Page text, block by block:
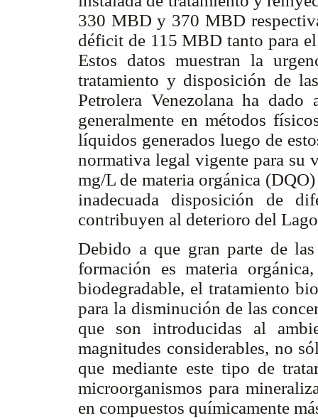
330 MBD y 370 MBD
déficit de 115 MBD tanto para
Estos datos muestran la
tratamiento y disposición de
Petrolera Venezolana ha
generalmente en métodos
líquidos generados luego de
normativa legal vigente para su
mg/L de materia orgánica
inadecuada disposición de
contribuyen al deterioro del
Debido a que gran parte de
formación es materia
biodegradable, el tratamiento
para la disminución de las
que son introducidas al
magnitudes considerables, no
que mediante este tipo de
microorganismos para
en compuestos químicamente